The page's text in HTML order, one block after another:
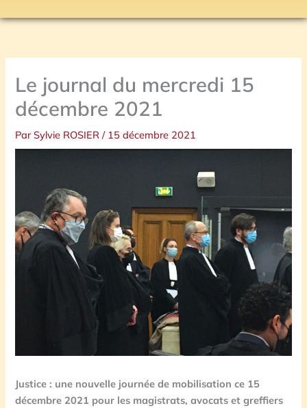
Le journal du mercredi 15
décembre 2021
ParSylvie ROSIER/ 15 décembre 2021
Justice : une nouvelle journée de mobilisation ce 15
décembre 2021 pour les magistrats, avocats et greffiers